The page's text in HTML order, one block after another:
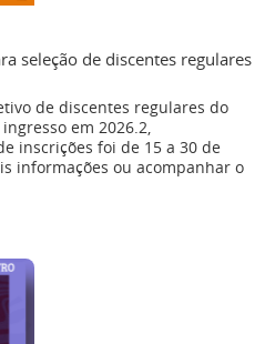
seleção de discentes regulares
de discentes regulares do
em 2026.2,
inscrições foi de 15 a 30 de
informações ou acompanhar o